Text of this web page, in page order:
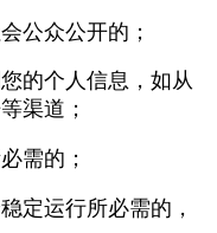
公众公开的；
的个人信息，如从
渠道；
需的；
定运行所必需的，